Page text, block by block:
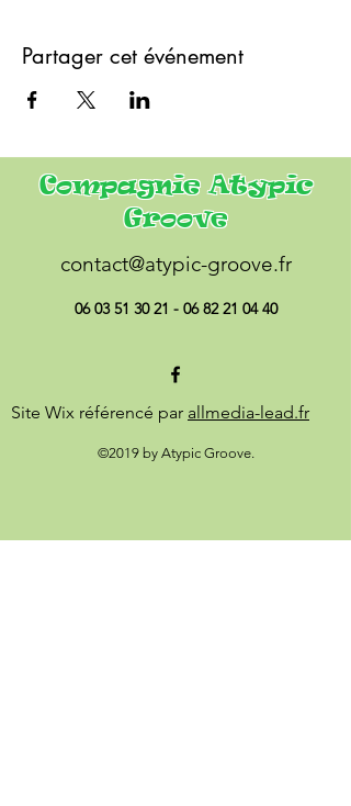
Partager cet événement
Compagnie Atypic
Groove
contact@atypic-groove.fr
06 03 51 30 21 - 06 82 21 04 40
Site Wix référencé par allmedia-lead.fr
©2019 by Atypic Groove.